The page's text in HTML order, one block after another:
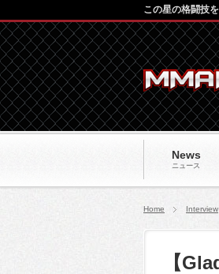
News
ニュース
この星の格闘技
Home Interview
【